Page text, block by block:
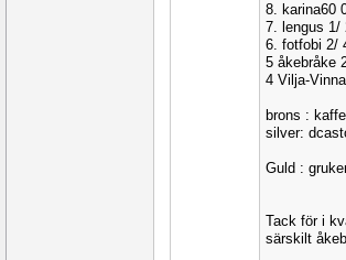
8. karina60
7. lengus 1/
6. fotfobi 2/
5 åkebråke
4 Vilja-
brons :
silver:
Guld :
Tack för i
särskilt